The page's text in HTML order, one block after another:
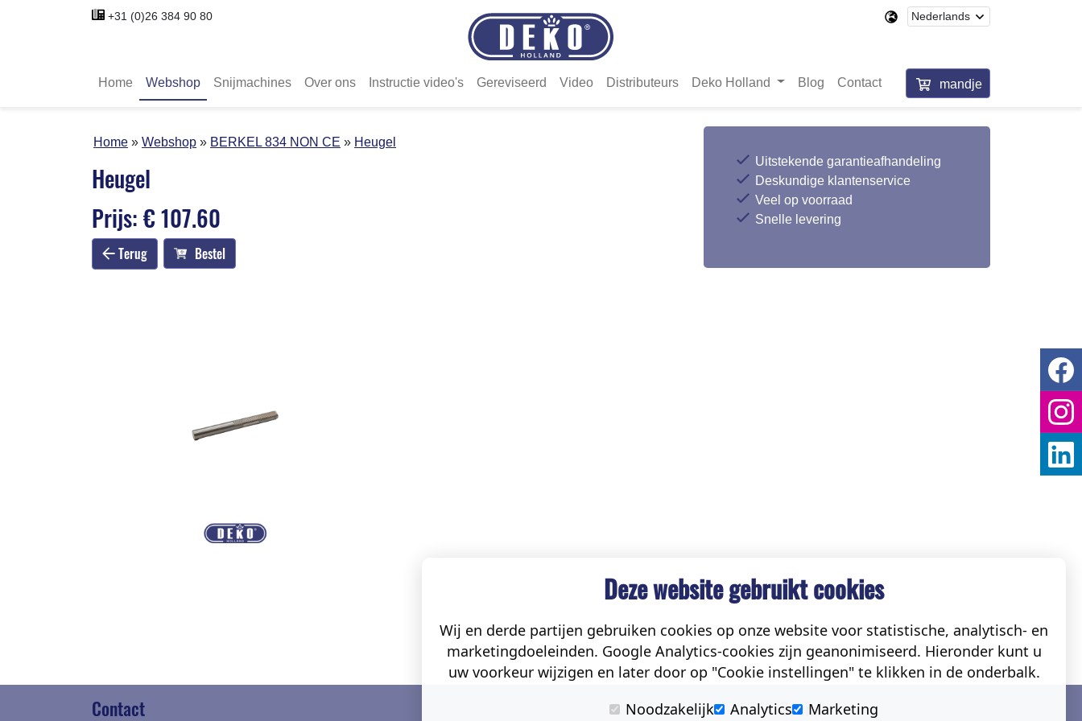
+31 (0)26 384 90 80
Home Webshop Snijmachines Over ons Instructie video's Gereviseerd Video Distributeurs Deko Holland Blog Contact mandje
Home Webshop BERKEL 834 NON CE Heugel
Heugel
Prijs: € 107.60
Terug Bestel
Uitstekende garantieafhandeling
Deskundige klantenservice
Veel op voorraad
Snelle levering
Contact Social
Deze website gebruikt cookies
Wij en derde partijen gebruiken cookies op onze website voor statistische, analytisch- en
marketingdoeleinden. Google Analytics-cookies zijn geanonimiseerd. Hieronder kunt u
uw voorkeur wijzigen en later door op "Cookie instellingen" te klikken in de onderbalk.
Noodzakelijk
Analytics Marketing